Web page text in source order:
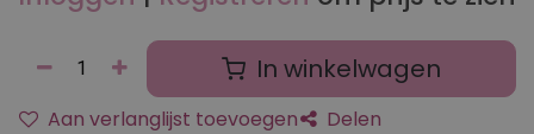
In winkelwagen
Aan verlanglijst toevoegen Delen